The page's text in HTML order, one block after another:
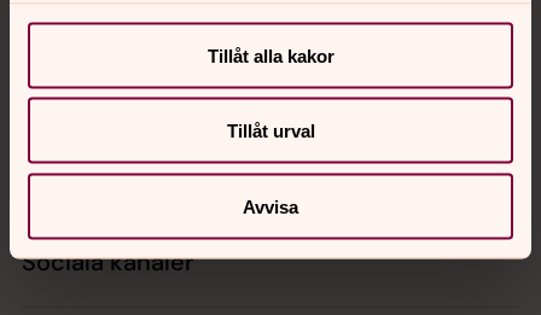
Tillåt alla kakor
Tillåt urval
Avvisa
Kalender
Hitta snabbt
Sociala kanaler